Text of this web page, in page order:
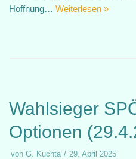
Hoffnung… Weiterlesen »
Wahlsieger
Optionen
von G. Kuchta 29. April 2025